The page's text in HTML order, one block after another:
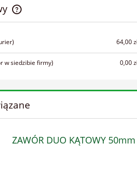
64,00
w siedzibie firmy) 0,00
ZAWÓR DUO KĄTOWY 50mm